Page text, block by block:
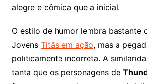
alegre e cômica que a inicial.
O estilo de humor lembra bastante
Jovens Titãs em ação, mas a
politicamente incorreta. A
tanta que os personagens de